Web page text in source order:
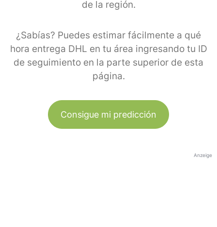
de la región.
¿Sabías? Puedes estimar fácilmente a qué
hora entrega DHL en tu área ingresando tu ID
de seguimiento en la parte superior de esta
página.
Consigue mi predicción
Anzeige